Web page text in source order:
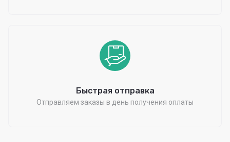
Быстрая отправка
Отправляем заказы в день получения оплаты